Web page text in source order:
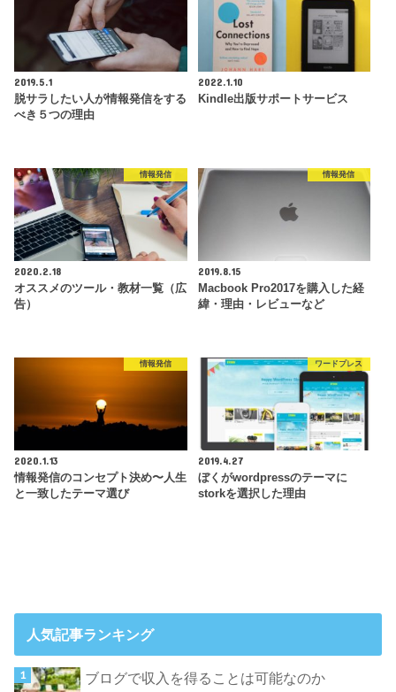
2019.5.1
脱サラしたい人が情報発信をする
べき５つの理由
2022.1.10
Kindle出版サポートサービス
情報発信
2020.2.18
オススメのツール・教材一覧（広
告）
情報発信
2019.8.15
Macbook Pro2017を購入した経
緯・理由・レビューなど
情報発信
2020.1.13
情報発信のコンセプト決め〜人生
と一致したテーマ選び
ワードプレス
2019.4.27
ぼくがwordpressのテーマに
storkを選択した理由
人気記事ランキング
ブログで収入を得ることは可能なのか